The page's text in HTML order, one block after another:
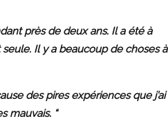
près de deux ans. Il a été à
Il y a beaucoup de choses à
des pires expériences que j’ai
mauvais. “